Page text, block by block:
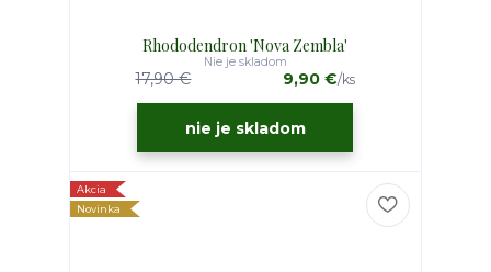
Rhododendron 'Nova Zembla'
17,90 € 9,90 €/ks
Nie je skladom
nie je skladom
Akcia
Novinka